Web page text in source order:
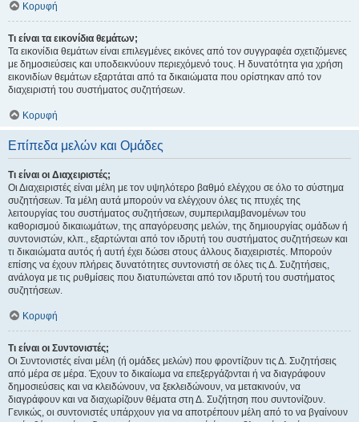
Κορυφή
Τι είναι τα εικονίδια θεμάτων;
Τα εικονίδια θεμάτων είναι επιλεγμένες εικόνες από τον συγγραφέα σχετιζόμενες
με δημοσιεύσεις και υποδεικνύουν περιεχόμενό τους. Η δυνατότητα για χρήση
εικονιδίων θεμάτων εξαρτάται από τα δικαιώματα που ορίστηκαν από τον
διαχειριστή του συστήματος συζητήσεων.
Κορυφή
Επίπεδα μελών και Ομάδες
Τι είναι οι Διαχειριστές;
Οι Διαχειριστές είναι μέλη με τον υψηλότερο βαθμό ελέγχου σε όλο το σύστημα
συζητήσεων. Τα μέλη αυτά μπορούν να ελέγχουν όλες τις πτυχές της
λειτουργίας του συστήματος συζητήσεων, συμπεριλαμβανομένων του
καθορισμού δικαιωμάτων, της απαγόρευσης μελών, της δημιουργίας ομάδων ή
συντονιστών, κλπ., εξαρτώνται από τον ιδρυτή του συστήματος συζητήσεων και
τι δικαιώματα αυτός ή αυτή έχει δώσει στους άλλους διαχειριστές. Μπορούν
επίσης να έχουν πλήρεις δυνατότητες συντονιστή σε όλες τις Δ. Συζητήσεις,
ανάλογα με τις ρυθμίσεις που διατυπώνεται από τον ιδρυτή του συστήματος
συζητήσεων.
Κορυφή
Τι είναι οι Συντονιστές;
Οι Συντονιστές είναι μέλη (ή ομάδες μελών) που φροντίζουν τις Δ. Συζητήσεις
από μέρα σε μέρα. Έχουν το δικαίωμα να επεξεργάζονται ή να διαγράφουν
δημοσιεύσεις και να κλειδώνουν, να ξεκλειδώνουν, να μετακινούν, να
διαγράφουν και να διαχωρίζουν θέματα στη Δ. Συζήτηση που συντονίζουν.
Γενικώς, οι συντονιστές υπάρχουν για να αποτρέπουν μέλη από το να βγαίνουν